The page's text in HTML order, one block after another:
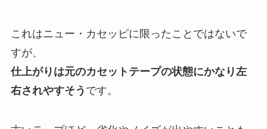
これはニュー・カセッピに限ったことではないで
すが、
仕上がりは元のカセットテープの状態にかなり左
右されやすそう です。